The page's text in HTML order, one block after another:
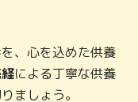
、心を込めた供養
による丁寧な供養
ましょう。